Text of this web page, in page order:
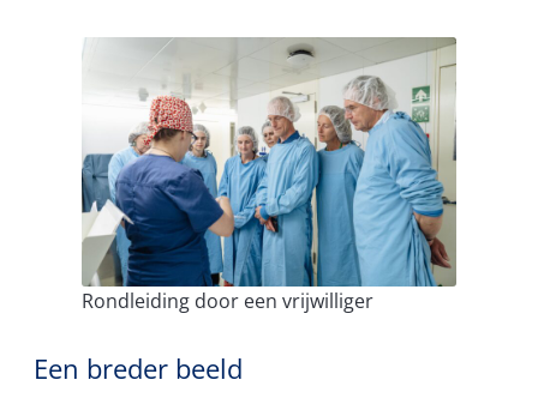
Rondleiding door een vrijwilliger
Een breder beeld